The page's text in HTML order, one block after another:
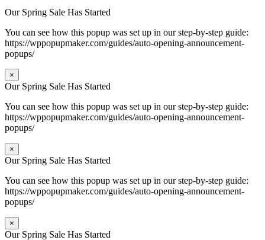
Our Spring Sale Has Started
You can see how this popup was set up in our step-by-step guide:
https://wppopupmaker.com/guides/auto-opening-announcement-
popups/
×
Our Spring Sale Has Started
You can see how this popup was set up in our step-by-step guide:
https://wppopupmaker.com/guides/auto-opening-announcement-
popups/
×
Our Spring Sale Has Started
You can see how this popup was set up in our step-by-step guide:
https://wppopupmaker.com/guides/auto-opening-announcement-
popups/
×
Our Spring Sale Has Started